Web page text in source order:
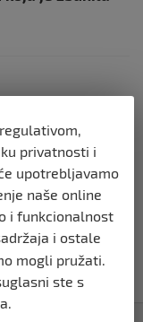
BiH teniserku
turnirima u
privatnosti i
upotrebljavamo
naše online
i funkcionalnost
i ostale
mogli pružati.
ste s